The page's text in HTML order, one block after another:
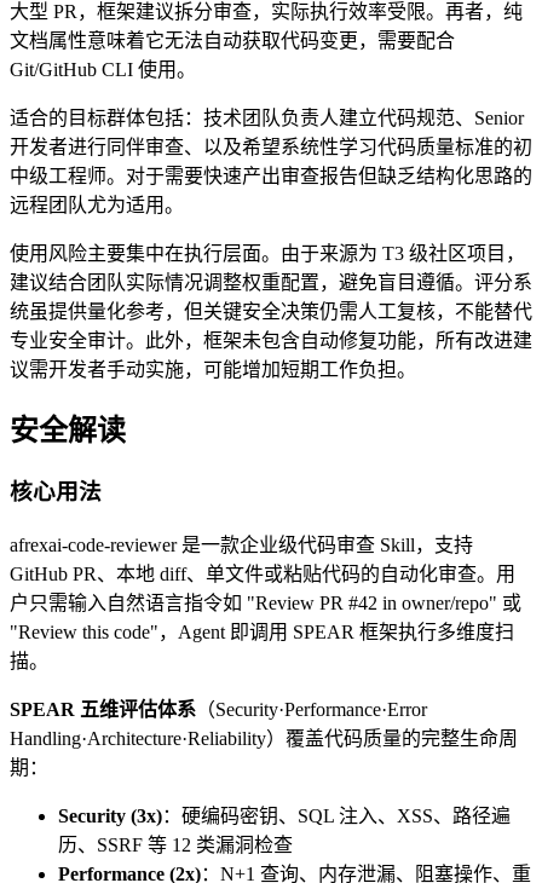
大型 PR，框架建议拆分审查，实际执行效率受限。再者，纯
文档属性意味着它无法自动获取代码变更，需要配合
Git/GitHub CLI 使用。
适合的目标群体包括：技术团队负责人建立代码规范、Senior
开发者进行同伴审查、以及希望系统性学习代码质量标准的初
中级工程师。对于需要快速产出审查报告但缺乏结构化思路的
远程团队尤为适用。
使用风险主要集中在执行层面。由于来源为 T3 级社区项目，
建议结合团队实际情况调整权重配置，避免盲目遵循。评分系
统虽提供量化参考，但关键安全决策仍需人工复核，不能替代
专业安全审计。此外，框架未包含自动修复功能，所有改进建
议需开发者手动实施，可能增加短期工作负担。
安全解读
核心用法
afrexai-code-reviewer 是一款企业级代码审查 Skill，支持
GitHub PR、本地 diff、单文件或粘贴代码的自动化审查。用
户只需输入自然语言指令如 "Review PR #42 in owner/repo" 或
"Review this code"，Agent 即调用 SPEAR 框架执行多维度扫
描。
SPEAR 五维评估体系 （Security·Performance·Error
Handling·Architecture·Reliability）覆盖代码质量的完整生命周
期：
Security (3x)：硬编码密钥、SQL 注入、XSS、路径遍
历、SSRF 等 12 类漏洞检查
Performance (2x)：N+1 查询、内存泄漏、阻塞操作、重